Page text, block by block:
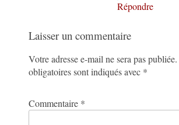
Répondre
Laisser un commentaire
Votre adresse e-mail ne sera pas publiée.
obligatoires sont indiqués avec *
Commentaire *